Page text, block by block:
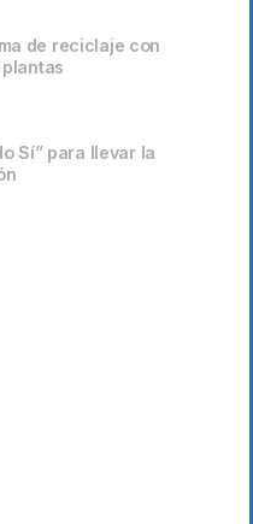
de reciclaje con
Sí” para llevar la